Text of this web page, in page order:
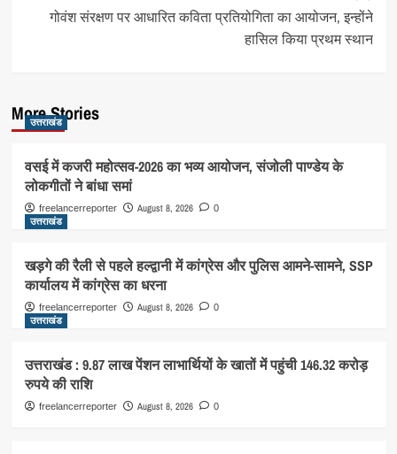
गोवंश संरक्षण पर आधारित कविता प्रतियोगिता का आयोजन, इन्होंने
हासिल किया प्रथम स्थान
More Stories
उत्तराखंड
वसई में कजरी महोत्सव-2026 का भव्य आयोजन, संजोली पाण्डेय के
लोकगीतों ने बांधा समां
freelancerreporter August 8, 2026 0
उत्तराखंड
खड़गे की रैली से पहले हल्द्वानी में कांग्रेस और पुलिस आमने-सामने, SSP
कार्यालय में कांग्रेस का धरना
freelancerreporter August 8, 2026 0
उत्तराखंड
उत्तराखंड : 9.87 लाख पेंशन लाभार्थियों के खातों में पहुंची 146.32 करोड़
रुपये की राशि
freelancerreporter August 8, 2026 0